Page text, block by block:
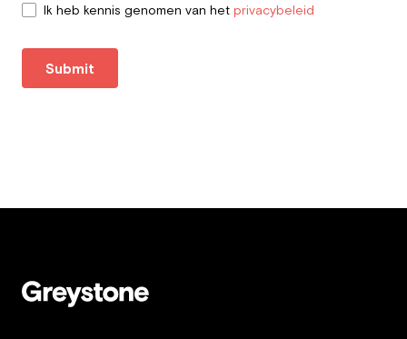
Ik heb kennis genomen van het privacybeleid
Submit